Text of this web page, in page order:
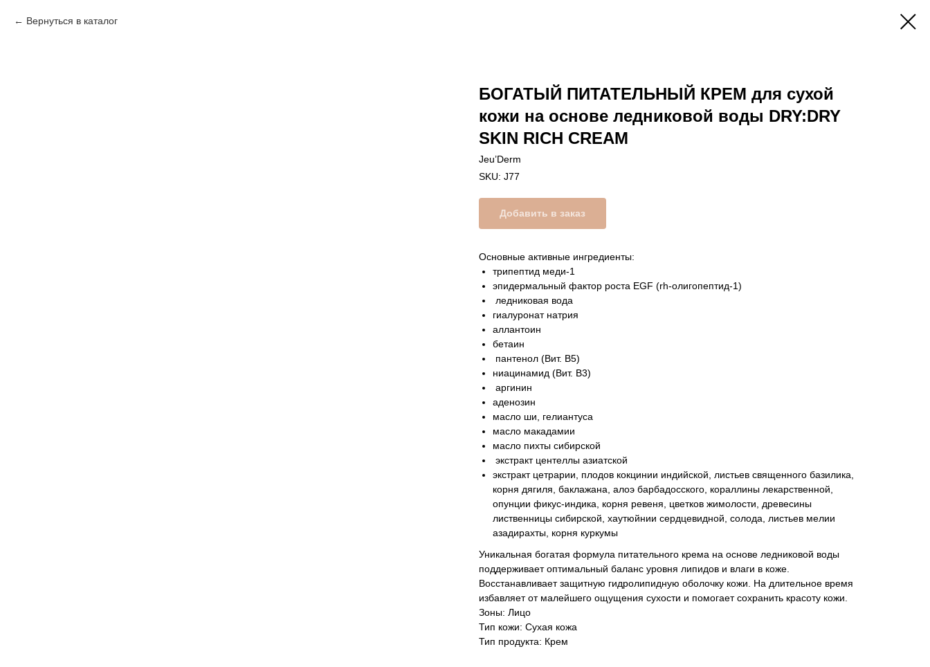
Вернуться в каталог
БОГАТЫЙ ПИТАТЕЛЬНЫЙ КРЕМ для сухой
кожи на основе ледниковой воды DRY:DRY
SKIN RICH CREAM
Jeu’Derm
SKU: J77
Добавить в заказ
Основные активные ингредиенты:
трипептид меди-1
эпидермальный фактор роста EGF (rh-олигопептид-1)
ледниковая вода
гиалуронат натрия
аллантоин
бетаин
пантенол (Вит. В5)
ниацинамид (Вит. В3)
аргинин
аденозин
масло ши, гелиантуса
масло макадамии
масло пихты сибирской
экстракт центеллы азиатской
экстракт цетрарии, плодов кокцинии индийской, листьев священного базилика,
корня дягиля, баклажана, алоэ барбадосского, кораллины лекарственной,
опунции фикус-индика, корня ревеня, цветков жимолости, древесины
лиственницы сибирской, хаутюйнии сердцевидной, солода, листьев мелии
азадирахты, корня куркумы
Уникальная богатая формула питательного крема на основе ледниковой воды
поддерживает оптимальный баланс уровня липидов и влаги в коже.
Восстанавливает защитную гидролипидную оболочку кожи. На длительное время
избавляет от малейшего ощущения сухости и помогает сохранить красоту кожи.
Зоны: Лицо
Тип кожи: Сухая кожа
Тип продукта: Крем